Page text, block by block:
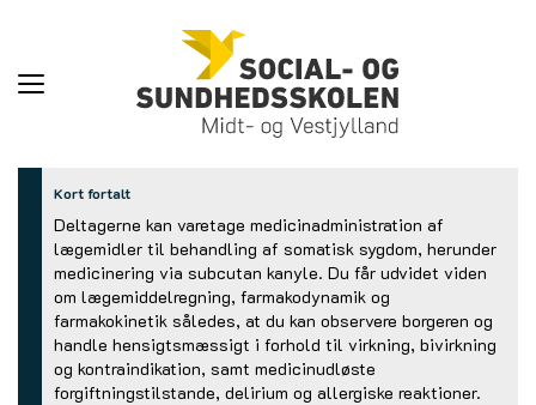
Toggle
Kort fortalt
Deltagerne kan varetage medicinadministration af
lægemidler til behandling af somatisk sygdom, herunder
medicinering via subcutan kanyle. Du får udvidet viden
om lægemiddelregning, farmakodynamik og
farmakokinetik således, at du kan observere borgeren og
handle hensigtsmæssigt i forhold til virkning, bivirkning
og kontraindikation, samt medicinudløste
forgiftningstilstande, delirium og allergiske reaktioner.